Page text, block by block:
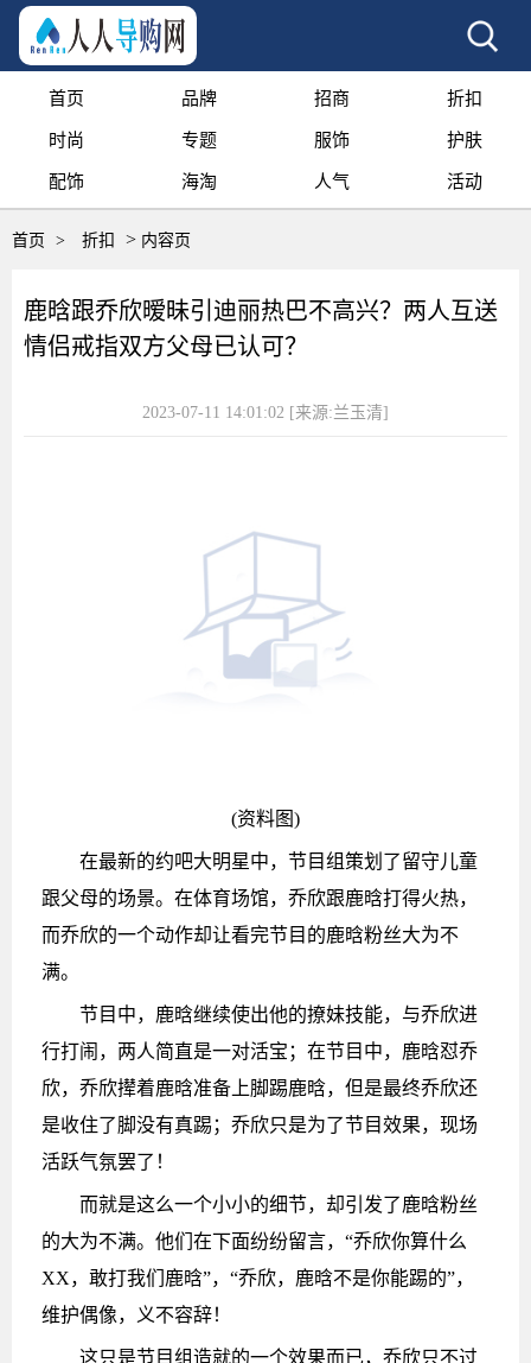
首页 品牌 招商 折扣
时尚 专题 服饰 护肤
配饰 海淘 人气 活动
首页 > 折扣 > 内容页
鹿晗跟乔欣暧昧引迪丽热巴不高兴？两人互送
情侣戒指双方父母已认可？
2023-07-11 14:01:02 [来源:兰玉清]
(资料图)
在最新的约吧大明星中，节目组策划了留守儿童
跟父母的场景。在体育场馆，乔欣跟鹿晗打得火热，
而乔欣的一个动作却让看完节目的鹿晗粉丝大为不
满。
节目中，鹿晗继续使出他的撩妹技能，与乔欣进
行打闹，两人简直是一对活宝；在节目中，鹿晗怼乔
欣，乔欣撵着鹿晗准备上脚踢鹿晗，但是最终乔欣还
是收住了脚没有真踢；乔欣只是为了节目效果，现场
活跃气氛罢了！
而就是这么一个小小的细节，却引发了鹿晗粉丝
的大为不满。他们在下面纷纷留言，“乔欣你算什么
XX，敢打我们鹿晗”，“乔欣，鹿晗不是你能踢的”，
维护偶像，义不容辞！
这只是节目组造就的一个效果而已，乔欣只不过